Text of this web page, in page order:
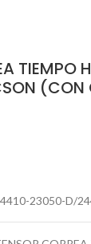
TIEMPO
23050-D/